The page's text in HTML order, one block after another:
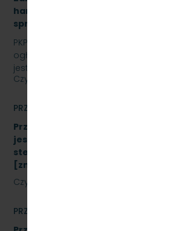
hamulcowych z dylatacjami typu
sprawy: SKMMU.086.42.22
PKP SZYBKA KOLEJ MIEJSKA W
ogłasza przetarg nieograniczony,
jest „sukcesywna dostawa do siedziby
Czytaj dalej
PRZETARGI
Przetarg nieograniczony, którego
jest modernizacja i rozbudowa
sterowania radiołącznością na linii
[znak: SKMMU.086.43.22]
Czytaj dalej
PRZETARGI